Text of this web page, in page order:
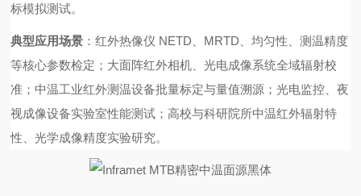
标模拟测试。
典型应用场景 ：红外热像仪 NETD、MRTD、均匀性、测温精度
等核心参数检定；大面阵红外相机、光电成像系统全域辐射校
准；中温工业红外测温设备批量标定与量值溯源；光电监控、夜
视成像设备实验室性能测试；高校与科研院所中温红外辐射特
性、光学成像精度实验研究。